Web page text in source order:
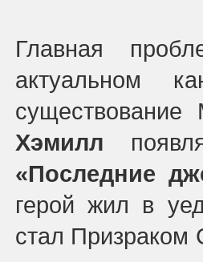
Главная
актуальном
Хэмилл
«Последние
герой жил в
стал